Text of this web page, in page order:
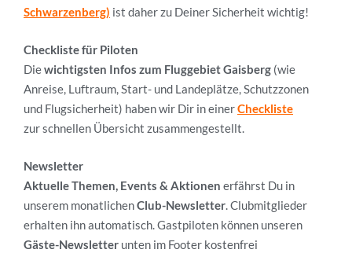
Schwarzenberg) ist daher zu Deiner Sicherheit wichtig!
Checkliste für Piloten
Diewichtigsten Infos zum FluggebietGaisberg (wie
Anreise, Luftraum, Start- und Landeplätze, Schutzzonen
und Flugsicherheit) haben wir Dir in einerCheckliste
zur schnellen Übersicht zusammengestellt.
Newsletter
Aktuelle Themen, Events & Aktionen erfährst Du in
unserem monatlichenClub-Newsletter.Clubmitglieder
erhalten ihn automatisch. Gastpiloten können unseren
Gäste-Newsletter unten im Footer kostenfrei